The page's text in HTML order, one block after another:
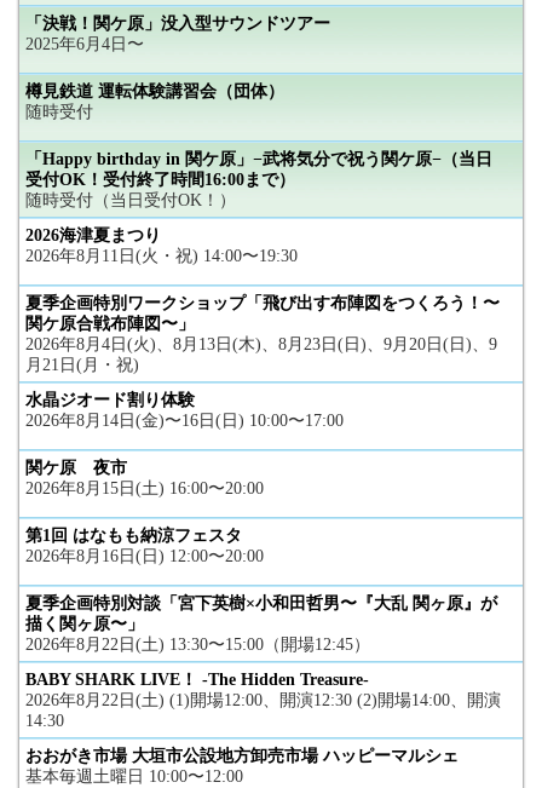
「決戦！関ケ原」没入型サウンドツアー
2025年6月4日〜
樽見鉄道 運転体験講習会（団体）
随時受付
「Happy birthday in 関ケ原」−武将気分で祝う関ケ原−（当日
受付OK！受付終了時間16:00まで）
随時受付（当日受付OK！）
2026海津夏まつり
2026年8月11日(火・祝) 14:00〜19:30
夏季企画特別ワークショップ「飛び出す布陣図をつくろう！〜
関ケ原合戦布陣図〜」
2026年8月4日(火)、8月13日(木)、8月23日(日)、9月20日(日)、9
月21日(月・祝)
水晶ジオード割り体験
2026年8月14日(金)〜16日(日) 10:00〜17:00
関ケ原 夜市
2026年8月15日(土) 16:00〜20:00
第1回 はなもも納涼フェスタ
2026年8月16日(日) 12:00〜20:00
夏季企画特別対談「宮下英樹×小和田哲男〜『大乱 関ヶ原』が
描く関ヶ原〜」
2026年8月22日(土) 13:30〜15:00（開場12:45）
BABY SHARK LIVE！ -The Hidden Treasure-
2026年8月22日(土) (1)開場12:00、開演12:30 (2)開場14:00、開演
14:30
おおがき市場 大垣市公設地方卸売市場 ハッピーマルシェ
基本毎週土曜日 10:00〜12:00